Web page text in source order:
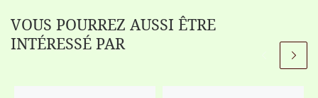
VOUS POURREZ AUSSI ÊTRE
INTÉRESSÉ PAR